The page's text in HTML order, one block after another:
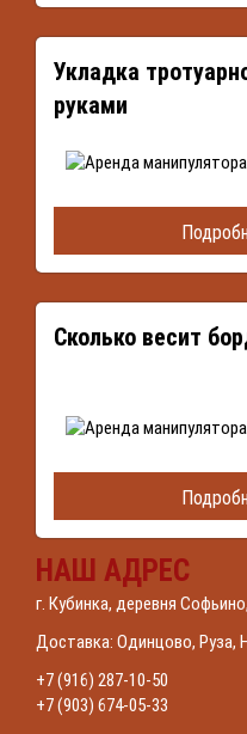
Укладка
руками
Сколько весит
НАШ АДРЕС
г. Кубинка, деревня
Доставка: Одинцово, Руза,
+7 (916) 287-10-50
+7 (903) 674-05-33